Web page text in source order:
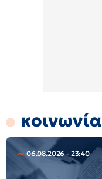
κοινωνία
06.08.2026 - 23:40